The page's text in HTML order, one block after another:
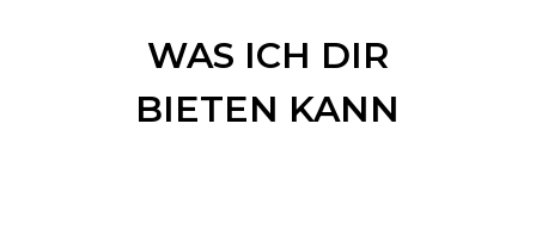
WAS ICH DIR
BIETEN KANN